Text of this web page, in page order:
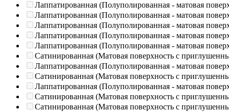
Лаппатированная (Полуполированная - матовая
Лаппатированная (Полуполированная - матовая
Лаппатированная (Полуполированная - матовая
Лаппатированная (Полуполированная - матовая
Лаппатированная (Полуполированная - матовая
Сатинированная (Матовая поверхность с
Лаппатированная (Полуполированная - матовая
Сатинированная (Матовая поверхность с
Лаппатированная (Полуполированная - матовая
Сатинированная (Матовая поверхность с
Сатинированная (Матовая поверхность с